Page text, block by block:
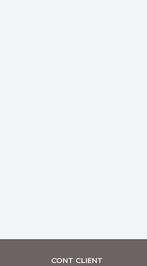
de lucru confortabil și productiv.
mai ușoară și mai plăcută.
potrivit
camere.
la birou sau sufragerie.
cu adevărat acasă.
CONT CLIENT